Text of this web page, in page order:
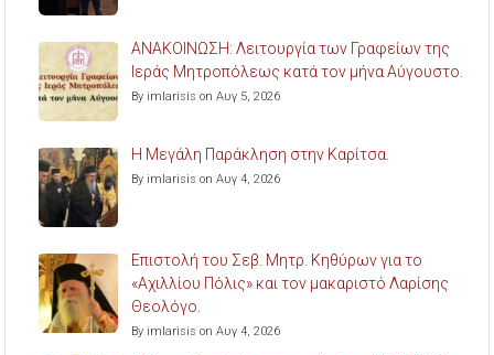
ΑΝΑΚΟΙΝΩΣΗ: Λειτουργία των Γραφείων της
Ιεράς Μητροπόλεως κατά τον μήνα Αύγουστο.
By imlarisis on Αυγ 5, 2026
Η Μεγάλη Παράκληση στην Καρίτσα.
By imlarisis on Αυγ 4, 2026
Επιστολή του Σεβ. Μητρ. Κηθύρων για το
«Αχιλλίου Πόλις» και τον μακαριστό Λαρίσης
Θεολόγο.
By imlarisis on Αυγ 4, 2026